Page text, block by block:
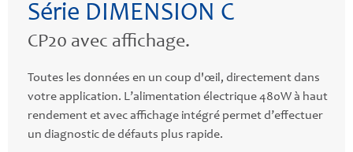
Série DIMENSION C
CP20 avec affichage.
Toutes les données en un coup d'œil, directement dans
votre application. L’alimentation électrique 480W à haut
rendement et avec affichage intégré permet d’effectuer
un diagnostic de défauts plus rapide.